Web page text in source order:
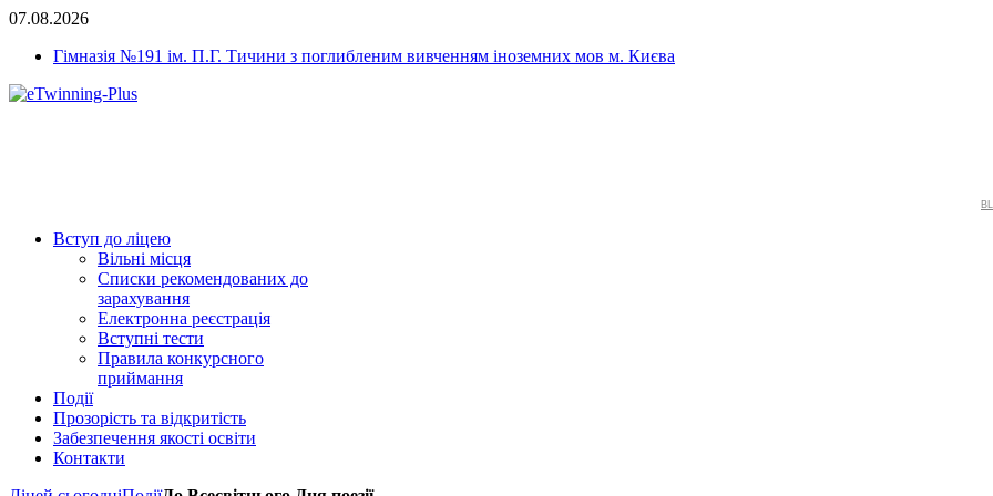
07.08.2026
Гімназія №191 ім. П.Г. Тичини з поглибленим вивченням іноземних мов м. Києва
Вступ до ліцею
Вільні місця
Списки рекомендованих до
зарахування
Електронна реєстрація
Вступні тести
Правила конкурсного
приймання
Події
Прозорість та відкритість
Забезпечення якості освіти
Контакти